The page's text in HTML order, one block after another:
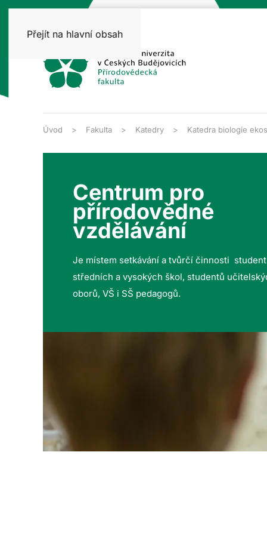
Přejít na hlavní obsah
Úvod Fakulta Katedry Katedra biologie
Centrum pro
přírodovědné
vzdělávání
Je místem setkávání a tvůrčí činnosti
středních a vysokých škol, studentů
oborů, VŠ i SŠ pedagogů.